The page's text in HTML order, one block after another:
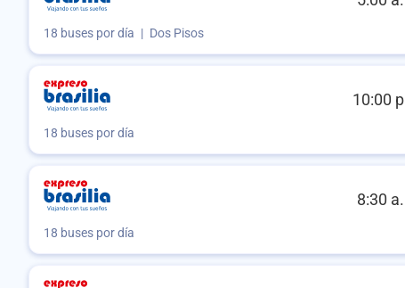
18 buses por día | Dos Pisos
10:00
18 buses por día
8:30
18 buses por día